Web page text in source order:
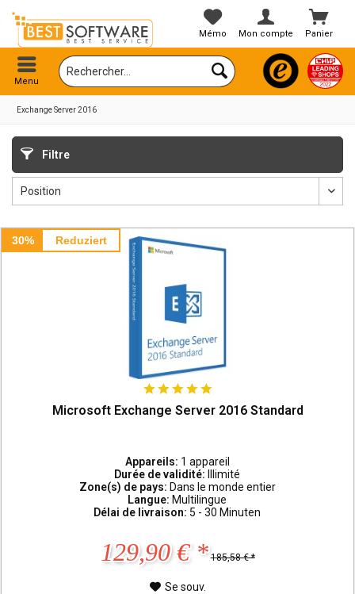
Panier
Mémo Mon compte
Menu
Exchange Server 2016
Filtre
30% Reduziert
Microsoft Exchange Server 2016 Standard
Appareils: 1 appareil
Durée de validité:
Illimité
Zone(s) de pays: Dans le monde entier
Langue: Multilingue
Délai de livraison: 5 - 30 Minuten
129,90 € * 185,58 € *
Se souv.